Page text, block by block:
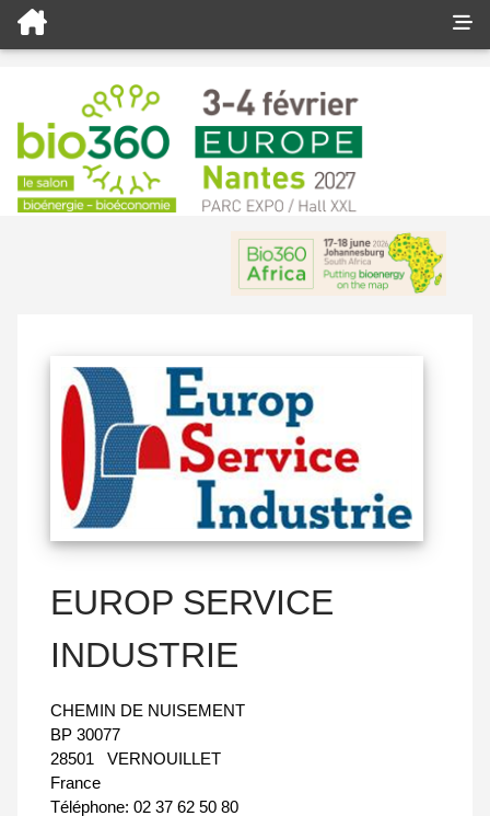
EUROP SERVICE
INDUSTRIE
CHEMIN DE NUISEMENT
BP 30077
28501
VERNOUILLET
France
Téléphone: 02 37 62 50 80